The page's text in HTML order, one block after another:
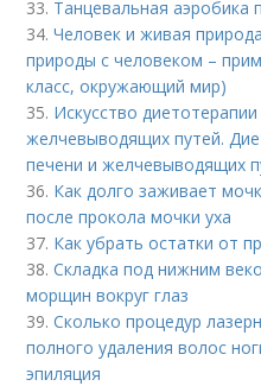
33. Танцевальная аэробика
34.Человек и живая
природы с человеком –
класс, окружающий мир)
35. Искусство
желчевыводящих путей.
печени и желчевыводящих
36. Как долго заживает
после прокола мочки уха
37. Как убрать остатки от
38.Складка под нижним
морщин вокруг глаз
39.Сколько процедур
полного удаления волос
эпиляция